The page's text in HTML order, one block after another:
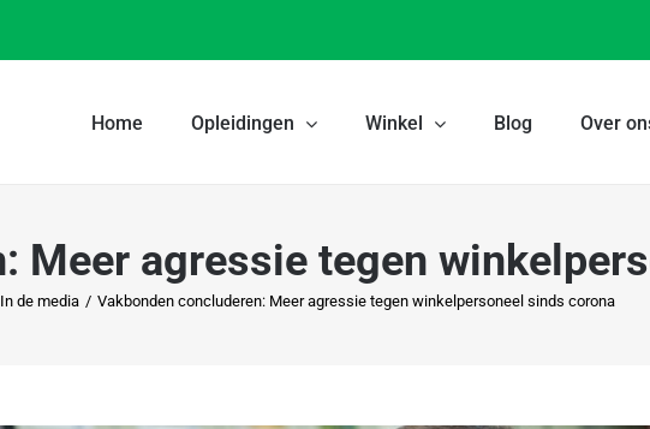
Home Opleidingen Winkel Blog Over
Meer agressie tegen
In de media / Vakbonden concluderen: Meer agressie tegen winkelpersoneel sinds corona